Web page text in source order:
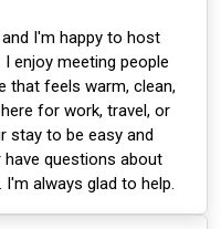
I'm happy to host
enjoy meeting people
that feels warm, clean,
for work, travel, or
stay to be easy and
have questions about
always glad to help.